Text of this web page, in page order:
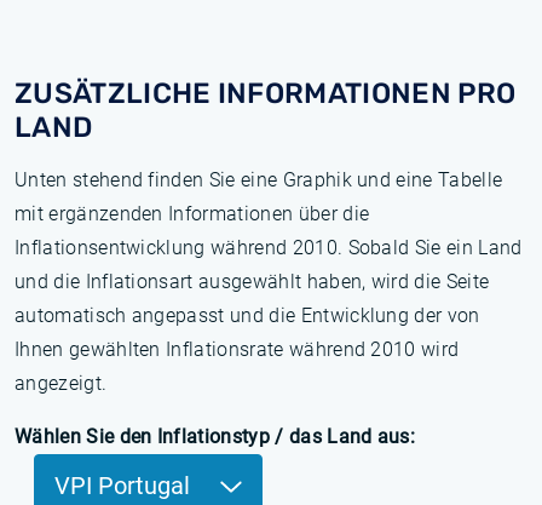
ZUSÄTZLICHE INFORMATIONEN PRO
LAND
Unten stehend finden Sie eine Graphik und eine Tabelle
mit ergänzenden Informationen über die
Inflationsentwicklung während 2010. Sobald Sie ein Land
und die Inflationsart ausgewählt haben, wird die Seite
automatisch angepasst und die Entwicklung der von
Ihnen gewählten Inflationsrate während 2010 wird
angezeigt.
Wählen Sie den Inflationstyp / das Land aus:
VPI Portugal